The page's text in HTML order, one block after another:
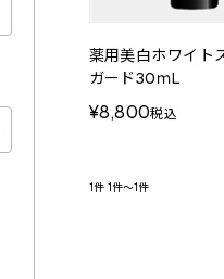
薬用美白ホワイト
ガード30ｍL
¥8,800税込
1件 1件～1件